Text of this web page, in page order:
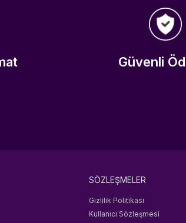
klasik gerçek zamanlı
platforma uyarlarken;
yönetimi, birlik
çok dinamiği bir araya
tam olarak bu deneyimi
Güvenli
SÖZLEŞMELER
Gizlilik Politikası
Kullanıcı Sözleşmesi